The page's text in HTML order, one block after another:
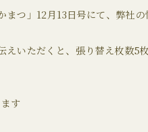
つ」12月13日号にて、弊社の
いただくと、張り替え枚数5
す